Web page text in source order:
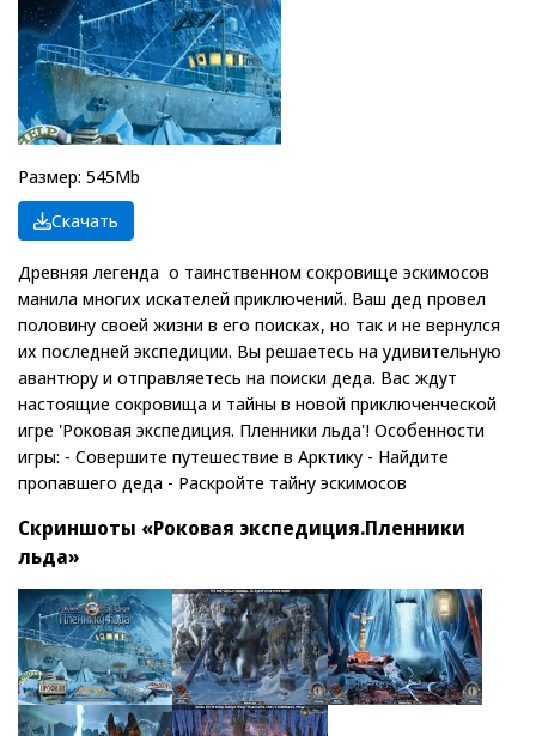
Размер: 545Mb
Скачать
Древняя легенда о таинственном сокровище эскимосов
манила многих искателей приключений. Ваш дед провел
половину своей жизни в его поисках, но так и не вернулся
их последней экспедиции. Вы решаетесь на удивительную
авантюру и отправляетесь на поиски деда. Вас ждут
настоящие сокровища и тайны в новой приключенческой
игре 'Роковая экспедиция. Пленники льда'! Особенности
игры: - Совершите путешествие в Арктику - Найдите
пропавшего деда - Раскройте тайну эскимосов
Скриншоты «Роковая экспедиция.Пленники
льда»